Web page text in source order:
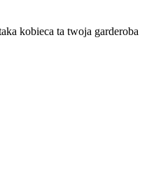
kobieca ta twoja garderoba